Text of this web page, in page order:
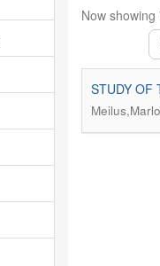
Now showing
STUDY OF